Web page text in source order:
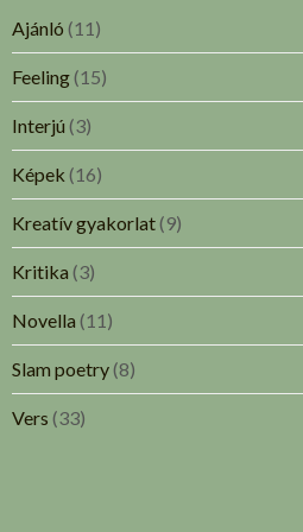
Ajánló (11)
Feeling(15)
Interjú (3)
Képek (16)
Kreatív gyakorlat(9)
Kritika (3)
Novella (11)
Slam poetry(8)
Vers (33)